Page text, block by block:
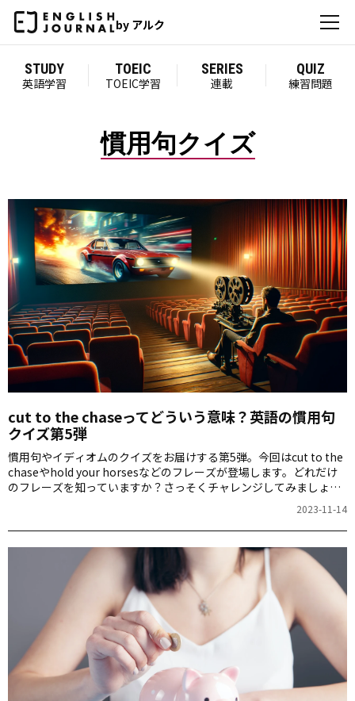
by アルク
STUDY
英語学習
TOEIC
TOEIC学習
SERIES
連載
QUIZ
練習問題
慣用句クイズ
cut to the chaseってどういう意味？英語の慣用句
クイズ第5弾
慣用句やイディオムのクイズをお届けする第5弾。今回はcut to the
chaseやhold your horsesなどのフレーズが登場します。どれだけ
のフレーズを知っていますか？さっそくチャレンジしてみましょ
2023-11-14